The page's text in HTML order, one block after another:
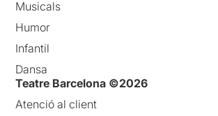
Musicals
Humor
Infantil
Dansa
Teatre Barcelona ©2026
Atenció al client